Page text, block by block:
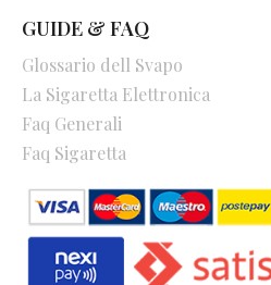
GUIDE & FAQ
Glossario dell Svapo
La Sigaretta Elettronica
Faq Generali
Faq Sigaretta